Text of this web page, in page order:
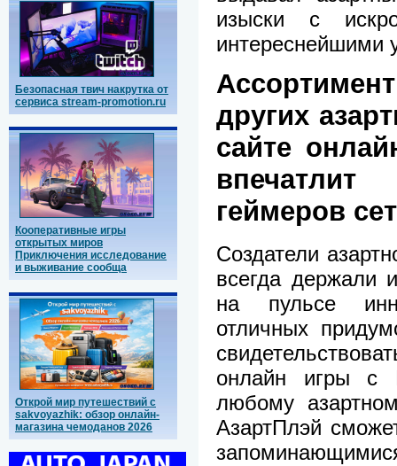
Безопасная твич накрутка от
сервиса stream-promotion.ru
Кооперативные игры
открытых миров
Приключения исследование
и выживание сообща
Открой мир путешествий с
sakvoyazhik: обзор онлайн-
магазина чемоданов 2026
изыски с
интереснейшими
других
сайте
геймеров
Создатели
всегда держали
на пульсе
отличных
онлайн игры с
любому
АзартПлэй